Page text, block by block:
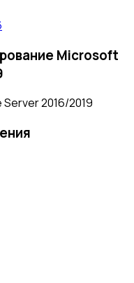
Microsoft
2016/2019